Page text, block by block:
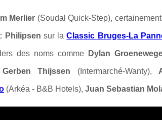
Merlier (Soudal Quick-Step),
Philipsen sur laClassic Bruges-La
des noms comme Dylan
Gerben Thijssen (Intermarché-Wanty),
(Arkéa - B&B Hotels), Juan Sebastian